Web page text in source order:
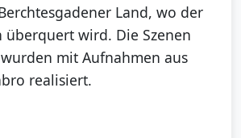
Land, wo der
überquert wird. Die Szenen
mit Aufnahmen aus
realisiert.